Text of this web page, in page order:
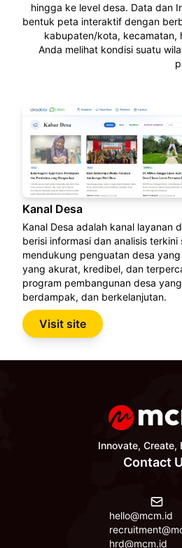
hingga ke level desa. Data dan
bentuk peta interaktif dengan
kabupaten/kota, kecamatan,
Anda melihat kondisi suatu
Kanal Desa
Kanal Desa adalah kanal layanan
berisi informasi dan analisis
mendukung penguatan desa
yang akurat, kredibel, dan
program pembangunan desa
berdampak, dan berkelanjutan.
Visit site
Innovate, Create,
Contact
hello@mcm.id
hrd@mcm.id